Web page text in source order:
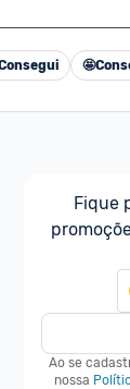
🤩
Fique
Ao se
nossa